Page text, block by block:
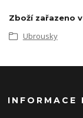
Zboží zařazeno
Ubrousky
INFORMACE